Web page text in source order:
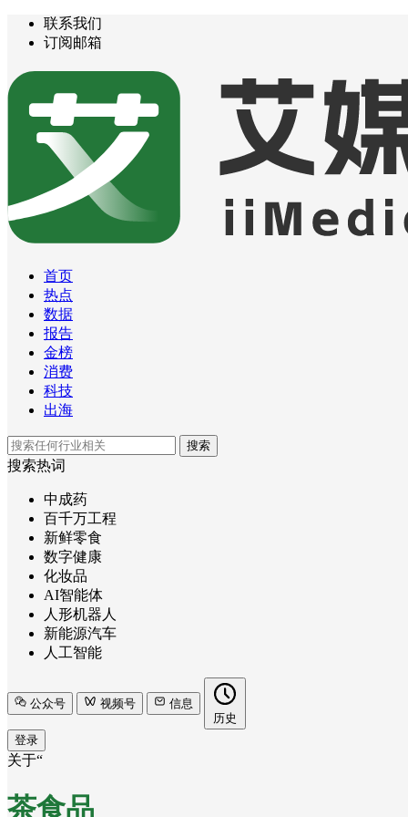
联系我们
订阅邮箱
首页
热点
数据
报告
金榜
消费
科技
出海
搜索
搜索热词
中成药
百千万工程
新鲜零食
数字健康
化妆品
AI智能体
人形机器人
新能源汽车
人工智能
公众号 视频号
信息
历史
登录
关于“
茶食品